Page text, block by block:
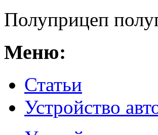
Полуприцеп
Меню:
Статьи
Устройство